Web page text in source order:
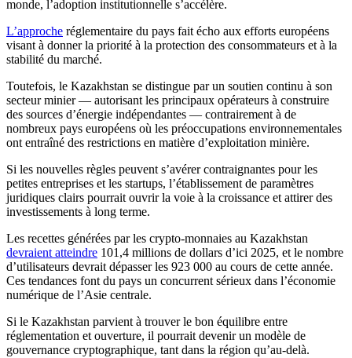
monde, l’adoption institutionnelle s’accélère.
L’approche réglementaire du pays fait écho aux efforts européens
visant à donner la priorité à la protection des consommateurs et à la
stabilité du marché.
Toutefois, le Kazakhstan se distingue par un soutien continu à son
secteur minier — autorisant les principaux opérateurs à construire
des sources d’énergie indépendantes — contrairement à de
nombreux pays européens où les préoccupations environnementales
ont entraîné des restrictions en matière d’exploitation minière.
Si les nouvelles règles peuvent s’avérer contraignantes pour les
petites entreprises et les startups, l’établissement de paramètres
juridiques clairs pourrait ouvrir la voie à la croissance et attirer des
investissements à long terme.
Les recettes générées par les crypto-monnaies au Kazakhstan
devraient atteindre 101,4 millions de dollars d’ici 2025, et le nombre
d’utilisateurs devrait dépasser les 923 000 au cours de cette année.
Ces tendances font du pays un concurrent sérieux dans l’économie
numérique de l’Asie centrale.
Si le Kazakhstan parvient à trouver le bon équilibre entre
réglementation et ouverture, il pourrait devenir un modèle de
gouvernance cryptographique, tant dans la région qu’au-delà.